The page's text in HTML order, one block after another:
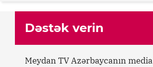
Dəstək verin
Meydan TV Azərbaycanın media